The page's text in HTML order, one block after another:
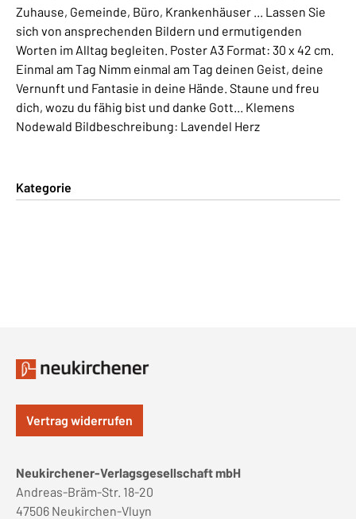
Zuhause, Gemeinde, Büro, Krankenhäuser ... Lassen Sie
sich von ansprechenden Bildern und ermutigenden
Worten im Alltag begleiten. Poster A3 Format: 30 x 42 cm.
Einmal am Tag Nimm einmal am Tag deinen Geist, deine
Vernunft und Fantasie in deine Hände. Staune und freu
dich, wozu du fähig bist und danke Gott... Klemens
Nodewald Bildbeschreibung: Lavendel Herz
Kategorie
Vertrag widerrufen
Neukirchener-Verlagsgesellschaft mbH
Andreas-Bräm-Str. 18-20
47506 Neukirchen-Vluyn